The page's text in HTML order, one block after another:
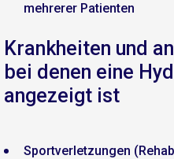
mehrerer Patienten
Krankheiten und
bei denen eine
angezeigt ist
Sportverletzungen